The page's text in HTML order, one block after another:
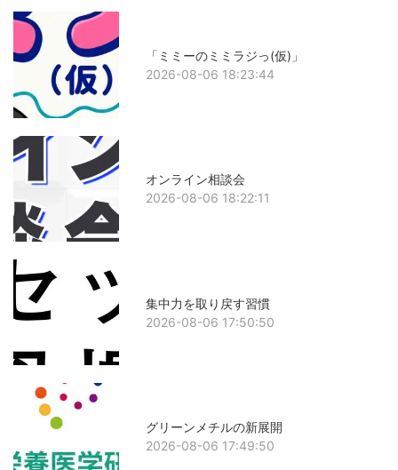
「ミミーのミミラジっ(仮)」
2026-08-06 18:23:44
オンライン相談会
2026-08-06 18:22:11
集中力を取り戻す習慣
2026-08-06 17:50:50
グリーンメチルの新展開
2026-08-06 17:49:50